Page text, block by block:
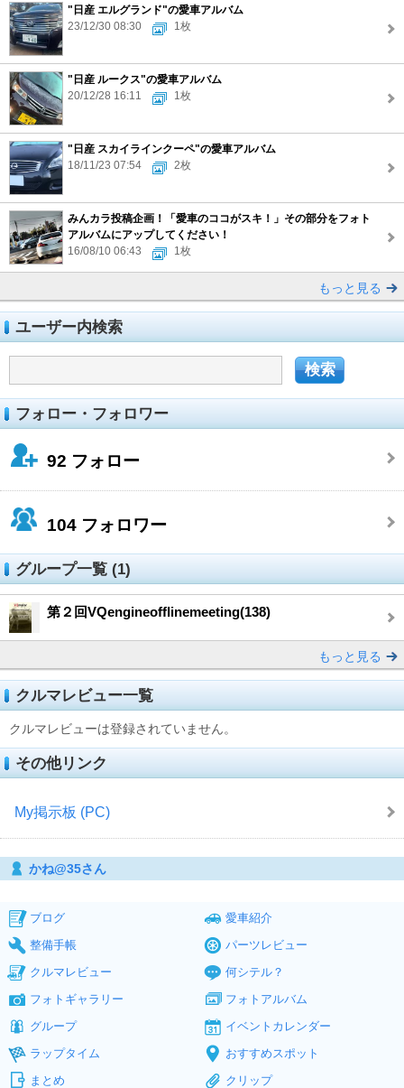
"日産 エルグランド"の愛車アルバム
23/12/30 08:30
1枚
"日産 ルークス"の愛車アルバム
20/12/28 16:11
1枚
"日産 スカイラインクーペ"の愛車アルバム
18/11/23 07:54
2枚
みんカラ投稿企画！「愛車のココがスキ！」その部分をフォト
アルバムにアップしてください！
16/08/10 06:43
1枚
もっと見る
ユーザー内検索
フォロー・フォロワー
92 フォロー
104 フォロワー
グループ一覧 (1)
第２回VQengineofflinemeeting(138)
もっと見る
クルマレビュー一覧
クルマレビューは登録されていません。
その他リンク
My掲示板 (PC)
かね@35さん
ブログ
愛車紹介
整備手帳
パーツレビュー
クルマレビュー
何シテル？
フォトギャラリー
フォトアルバム
グループ
イベントカレンダー
ラップタイム
おすすめスポット
まとめ
クリップ